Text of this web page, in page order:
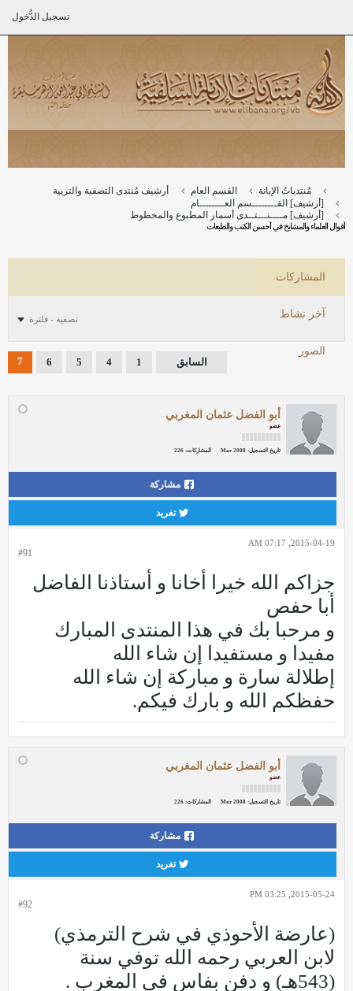
تسجيل الدُّخول
مُنتدياتُ الإبانة القسم العام
أرشيف مُنتدى التصفية والتربية
[أرشيف] القــــــــسم العــــــــام
[أرشيف] مــــنـــتــدى أسمار المطبوع والمخطوط
أقوال العلماء والمشايخ في أحسن الكتب والطبعات
المشاركات
آخر نشاط
الصور
تصفية - فلترة
السابق 1
4
5
6
7
أبو الفضل عثمان المغربي
عضو
تاريخ التسجيل: Mar 2008 المشاركات: 226
مشاركة
تغريد
#91
2015-04-19, 07:17 AM
جزاكم الله خيرا أخانا و أستاذنا الفاضل
أبا حفص
و مرحبا بك في هذا المنتدى المبارك
مفيدا و مستفيدا إن شاء الله
إطلالة سارة و مباركة إن شاء الله
حفظكم الله و بارك فيكم.
أبو الفضل عثمان المغربي
عضو
تاريخ التسجيل: Mar 2008 المشاركات: 226
مشاركة
تغريد
#92
2015-05-24, 03:25 PM
(عارضة الأحوذي في شرح الترمذي)
لابن العربي رحمه الله توفي سنة
(543هـ) و دفن بفاس في المغرب .